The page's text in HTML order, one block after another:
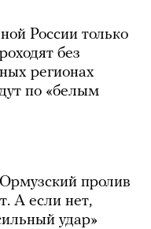
России только
без
регионах
по «белым
пролив
А если нет,
удар»